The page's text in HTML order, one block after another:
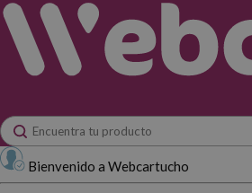
Bienvenido a Webcartucho